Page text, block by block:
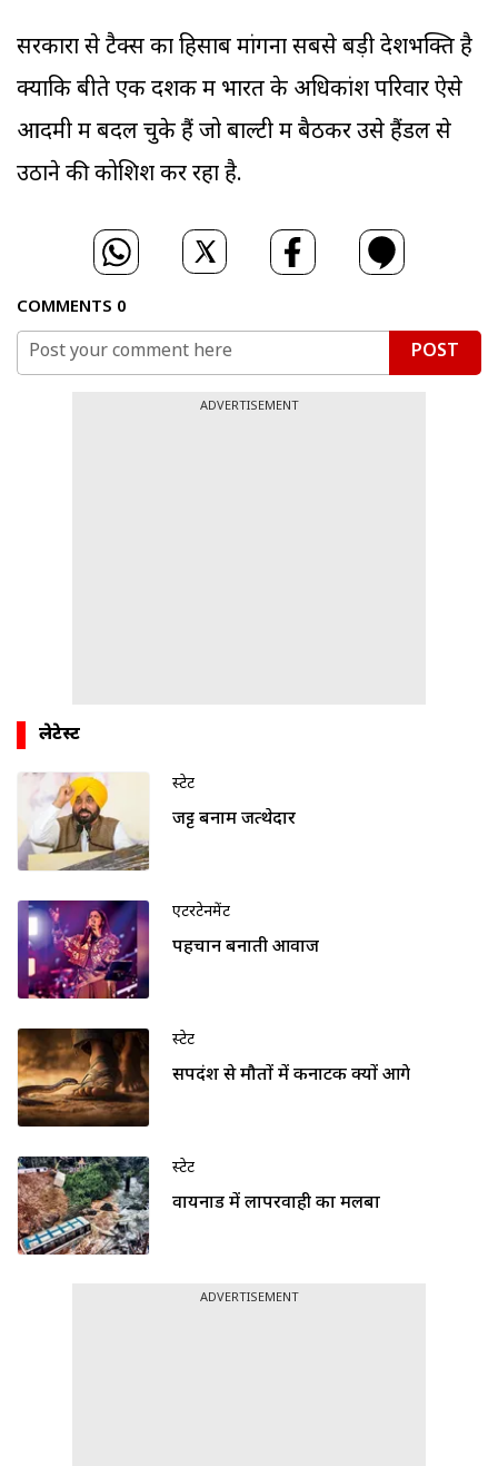
सरकारों से टैक्स का हिसाब मांगना सबसे बड़ी देशभक्ति है
क्योंकि बीते एक दशक में भारत के अधिकांश परिवार ऐसे
आदमी में बदल चुके हैं जो बाल्टी में बैठकर उसे हैंडल से
उठाने की कोशिश कर रहा है.
COMMENTS 0
POST
ADVERTISEMENT
लेटेस्ट
स्टेट
जट्ट बनाम जत्थेदार
एंटरटेनमेंट
पहचान बनाती आवाज
स्टेट
सर्पदंश से मौतों में कर्नाटक क्यों आगे
स्टेट
वायनाड में लापरवाही का मलबा
ADVERTISEMENT